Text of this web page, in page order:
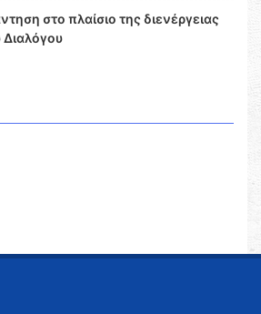
στο πλαίσιο της διενέργειας
Διαλόγου